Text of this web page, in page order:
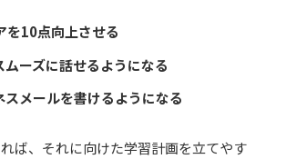
を10点向上させる
ムーズに話せるようになる
メールを書けるようになる
ば、それに向けた学習計画を立てやす